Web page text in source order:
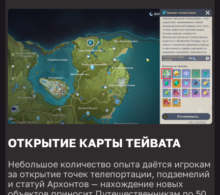
ОТКРЫТИЕ КАРТЫ ТЕЙВАТА
Небольшое количество опыта даётся игрокам
за открытие точек телепортации, подземелий
и статуй Архонтов — нахождение новых